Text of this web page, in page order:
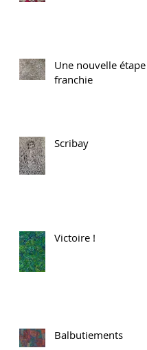
Une nouvelle étape
franchie
Scribay
Victoire !
Balbutiements